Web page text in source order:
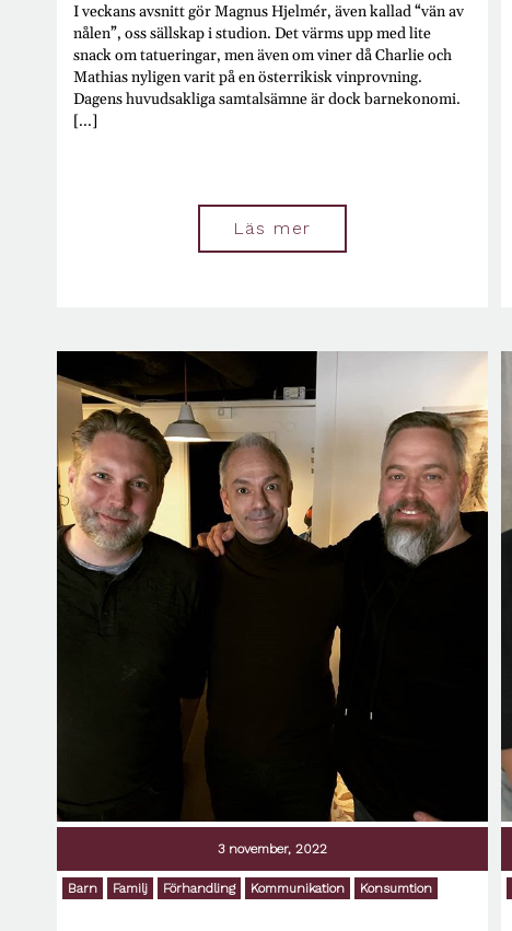
I veckans avsnitt gör Magnus Hjelmér, även kallad “vän av
nålen”, oss sällskap i studion. Det värms upp med lite
snack om tatueringar, men även om viner då Charlie och
Mathias nyligen varit på en österrikisk vinprovning.
Dagens huvudsakliga samtalsämne är dock barnekonomi.
[...]
Läs mer
3 november, 2022
Barn Familj Förhandling Kommunikation Konsumtion